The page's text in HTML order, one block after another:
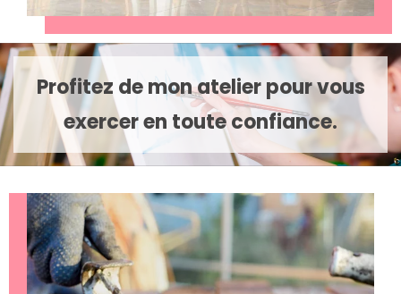
Profitez de mon atelier pour vous
exercer en toute confiance.